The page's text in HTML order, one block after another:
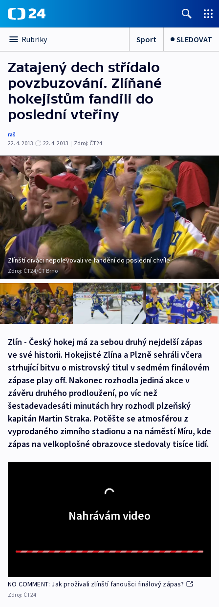
Rubriky Sport SLEDOVAT
Zatajený dech střídalo
povzbuzování. Zlíňané
hokejistům fandili do
poslední vteřiny
raš
22. 4. 2013
22. 4. 2013 | Zdroj: ČT24
Zlínští diváci nepolevovali ve fandění do poslední chvíle
Zdroj: ČT24/ČT Brno
Zlín - Český hokej má za sebou druhý nejdelší zápas
ve své historii. Hokejisté Zlína a Plzně sehráli včera
strhující bitvu o mistrovský titul v sedmém finálovém
zápase play off. Nakonec rozhodla jediná akce v
závěru druhého prodloužení, po víc než
šestadevadesáti minutách hry rozhodl plzeňský
kapitán Martin Straka. Potěšte se atmosférou z
vyprodaného zimního stadionu a na náměstí Míru, kde
zápas na velkoplošné obrazovce sledovaly tisíce lidí.
Nahrávám video
NO COMMENT: Jak prožívali zlínští fanoušci finálový zápas?
Zdroj: ČT24